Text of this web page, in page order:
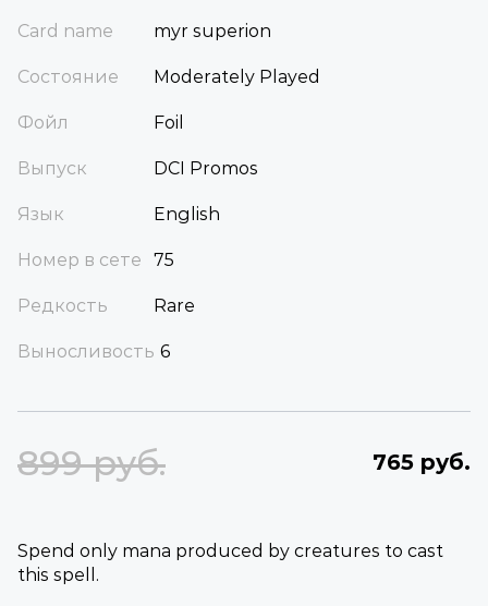
Card name myr superion
Состояние Moderately Played
Фойл Foil
Выпуск DCI Promos
Язык English
Номер в сете 75
Редкость Rare
Выносливость 6
899 руб. 765 руб.
Spend only mana produced by creatures to cast
this spell.